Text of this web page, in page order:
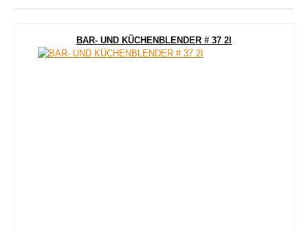
BAR- UND KÜCHENBLENDER # 37 2I